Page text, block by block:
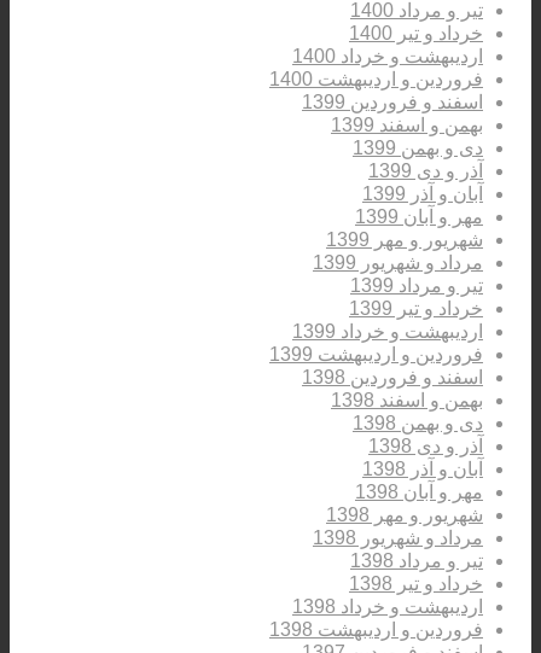
تیر و مرداد 1400
خرداد و تیر 1400
اردیبهشت و خرداد 1400
فروردین و اردیبهشت 1400
اسفند و فروردین 1399
بهمن و اسفند 1399
دی و بهمن 1399
آذر و دی 1399
آبان و آذر 1399
مهر و آبان 1399
شهریور و مهر 1399
مرداد و شهریور 1399
تیر و مرداد 1399
خرداد و تیر 1399
اردیبهشت و خرداد 1399
فروردین و اردیبهشت 1399
اسفند و فروردین 1398
بهمن و اسفند 1398
دی و بهمن 1398
آذر و دی 1398
آبان و آذر 1398
مهر و آبان 1398
شهریور و مهر 1398
مرداد و شهریور 1398
تیر و مرداد 1398
خرداد و تیر 1398
اردیبهشت و خرداد 1398
فروردین و اردیبهشت 1398